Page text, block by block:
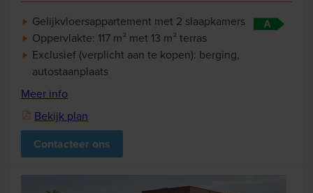
Gelijkvloersappartement met 2 slaapkamers
Oppervlakte: 117 m² met 13 m² terras
Exclusief (verplicht aan te kopen): berging,
autostaanplaats
Meer info
Bekijk plan
Contacteer ons